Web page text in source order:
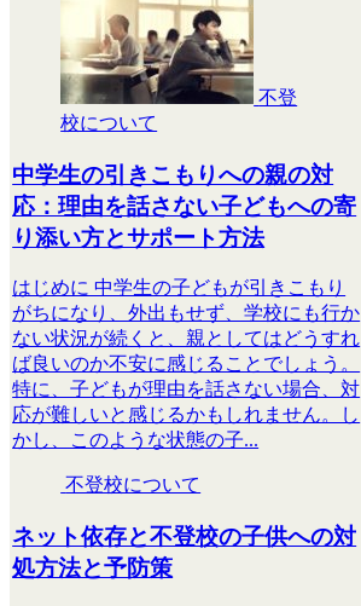
不登
校について
中学生の引きこもりへの親の対
応：理由を話さない子どもへの寄
り添い方とサポート方法
はじめに 中学生の子どもが引きこもり
がちになり、外出もせず、学校にも行か
ない状況が続くと、親としてはどうすれ
ば良いのか不安に感じることでしょう。
特に、子どもが理由を話さない場合、対
応が難しいと感じるかもしれません。し
かし、このような状態の子...
不登校について
ネット依存と不登校の子供への対
処方法と予防策